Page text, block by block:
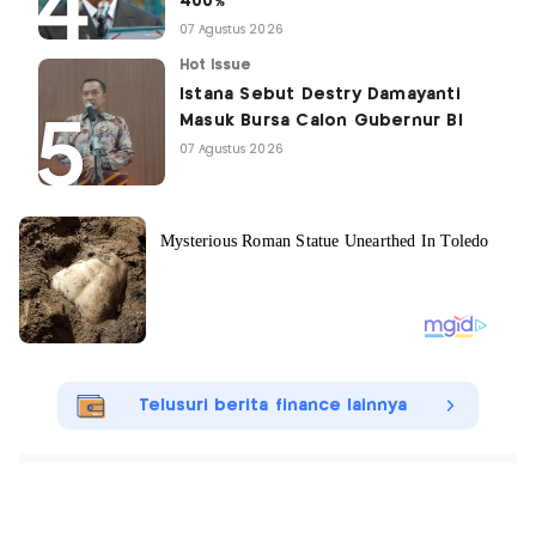
07 Agustus 2026
Hot Issue
Istana Sebut Destry Damayanti
Masuk Bursa Calon Gubernur BI
07 Agustus 2026
Telusuri berita finance lainnya